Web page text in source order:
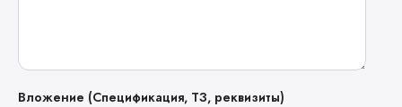
Вложение (Спецификация, ТЗ, реквизиты)